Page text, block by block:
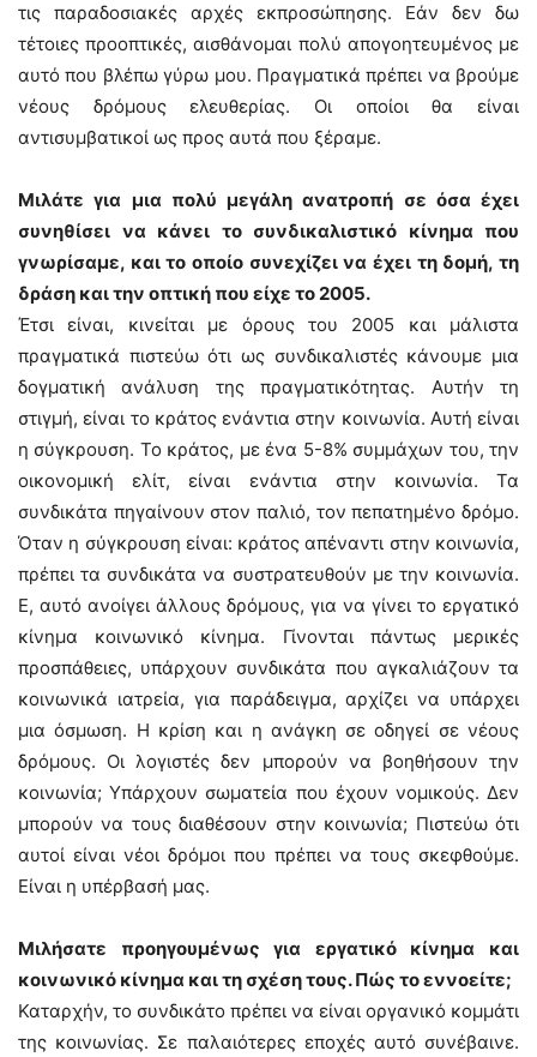
τις παραδοσιακές αρχές εκπροσώπησης. Εάν δεν δω
τέτοιες προοπτικές, αισθάνομαι πολύ απογοητευμένος με
αυτό που βλέπω γύρω μου. Πραγματικά πρέπει να βρούμε
νέους δρόμους ελευθερίας. Οι οποίοι θα είναι
αντισυμβατικοί ως προς αυτά που ξέραμε.
Μιλάτε για μια πολύ μεγάλη ανατροπή σε όσα έχει
συνηθίσει να κάνει το συνδικαλιστικό κίνημα που
γνωρίσαμε, και το οποίο συνεχίζει να έχει τη δομή, τη
δράση και την οπτική που είχε το 2005.
Έτσι είναι, κινείται με όρους του 2005 και μάλιστα
πραγματικά πιστεύω ότι ως συνδικαλιστές κάνουμε μια
δογματική ανάλυση της πραγματικότητας. Αυτήν τη
στιγμή, είναι το κράτος ενάντια στην κοινωνία. Αυτή είναι
η σύγκρουση. Το κράτος, με ένα 5-8% συμμάχων του, την
οικονομική ελίτ, είναι ενάντια στην κοινωνία. Τα
συνδικάτα πηγαίνουν στον παλιό, τον πεπατημένο δρόμο.
Όταν η σύγκρουση είναι: κράτος απέναντι στην κοινωνία,
πρέπει τα συνδικάτα να συστρατευθούν με την κοινωνία.
Ε, αυτό ανοίγει άλλους δρόμους, για να γίνει το εργατικό
κίνημα κοινωνικό κίνημα. Γίνονται πάντως μερικές
προσπάθειες, υπάρχουν συνδικάτα που αγκαλιάζουν τα
κοινωνικά ιατρεία, για παράδειγμα, αρχίζει να υπάρχει
μια όσμωση. Η κρίση και η ανάγκη σε οδηγεί σε νέους
δρόμους. Οι λογιστές δεν μπορούν να βοηθήσουν την
κοινωνία; Υπάρχουν σωματεία που έχουν νομικούς. Δεν
μπορούν να τους διαθέσουν στην κοινωνία; Πιστεύω ότι
αυτοί είναι νέοι δρόμοι που πρέπει να τους σκεφθούμε.
Είναι η υπέρβασή μας.
Μιλήσατε προηγουμένως για εργατικό κίνημα και
κοινωνικό κίνημα και τη σχέση τους. Πώς το εννοείτε;
Καταρχήν, το συνδικάτο πρέπει να είναι οργανικό κομμάτι
της κοινωνίας. Σε παλαιότερες εποχές αυτό συνέβαινε.